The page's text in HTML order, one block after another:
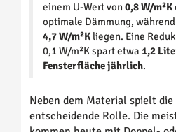
einem U-Wert von0,8 W/m²K
optimale Dämmung,
4,7 W/m²K liegen. Eine
0,1 W/m²K spart etwa 1,2
Fensterfläche jährlich.
Neben dem Material spielt
entscheidende Rolle. Die